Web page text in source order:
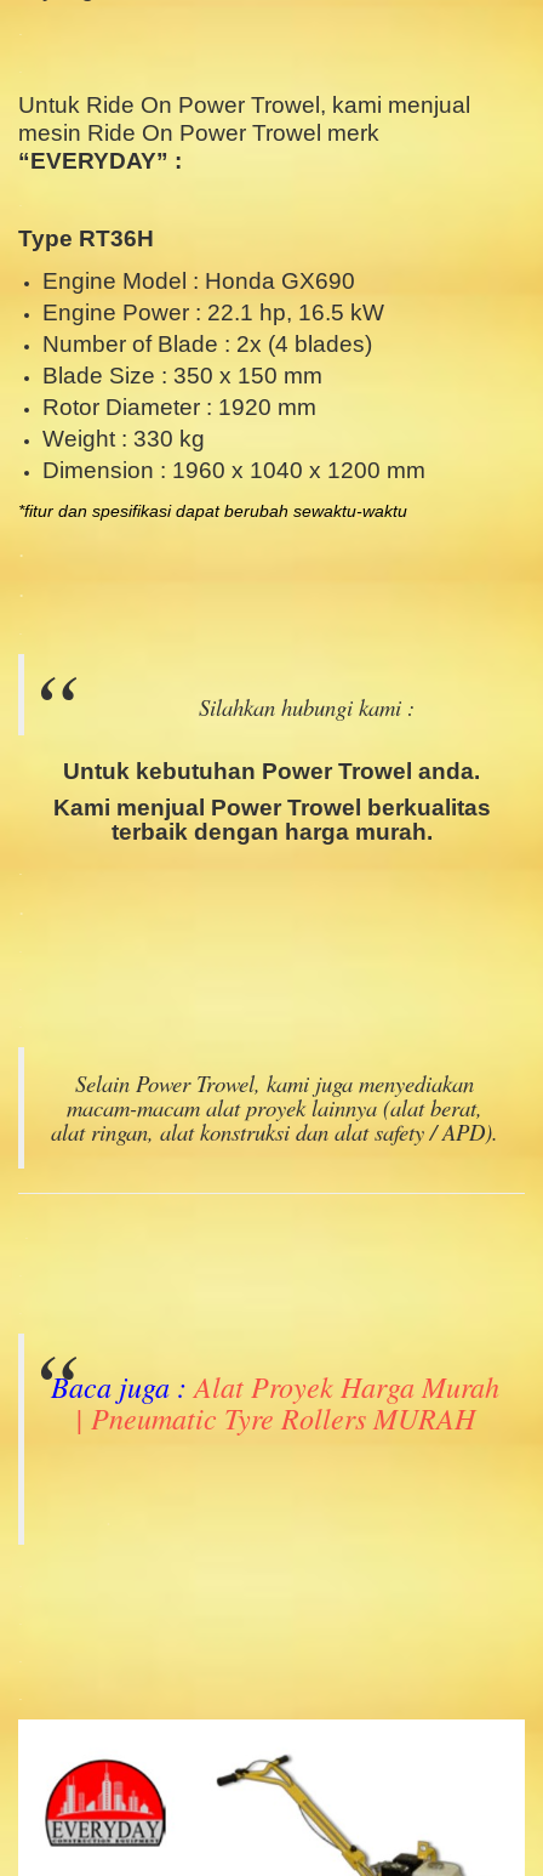
Untuk Ride On Power Trowel, kami menjual
mesin Ride On Power Trowel merk
“EVERYDAY” :
Type RT36H
Engine Model : Honda GX690
Engine Power : 22.1 hp, 16.5 kW
Number of Blade : 2x (4 blades)
Blade Size : 350 x 150 mm
Rotor Diameter : 1920 mm
Weight : 330 kg
Dimension : 1960 x 1040 x 1200 mm
*fitur dan spesifikasi dapat berubah sewaktu-waktu
.
.
Silahkan hubungi kami :
Untuk kebutuhan Power Trowel anda.
Kami menjual Power Trowel
berkualitas
terbaik dengan harga murah.
.
Selain Power Trowel, kami juga menyediakan
macam-macam alat proyek lainnya (alat berat,
alat ringan, alat konstruksi dan alat safety / APD).
Baca juga : Alat Proyek Harga Murah
| Pneumatic Tyre Rollers MURAH
.